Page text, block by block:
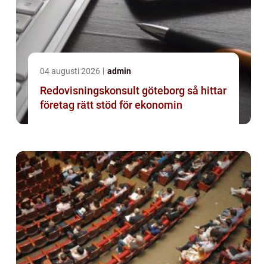
04 augusti 2026 admin
Redovisningskonsult göteborg så hittar
företag rätt stöd för ekonomin